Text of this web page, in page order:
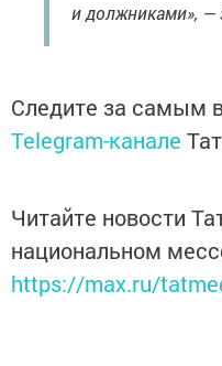
и должниками», —
Следите за самым
Telegram-канале
Читайте новости
национальном
https://max.ru/